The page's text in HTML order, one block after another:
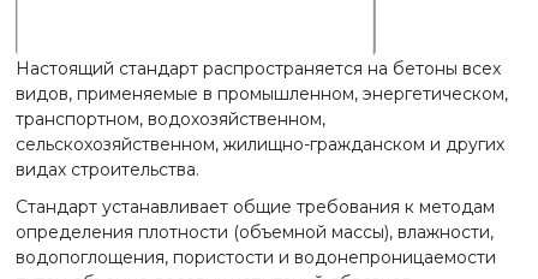
Настоящий стандарт распространяется на бетоны всех
видов, применяемые в промышленном, энергетическом,
транспортном, водохозяйственном,
сельскохозяйственном, жилищно-гражданском и других
видах строительства.
Стандарт устанавливает общие требования к методам
определения плотности (объемной массы), влажности,
водопоглощения, пористости и водонепроницаемости